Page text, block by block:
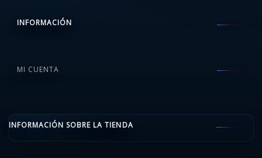
INFORMACIÓN
MI CUENTA
INFORMACIÓN SOBRE LA TIENDA